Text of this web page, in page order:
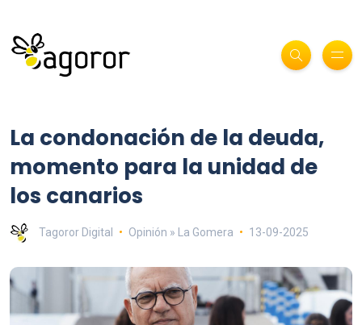
La condonación de la deuda,
momento para la unidad de
los canarios
Tagoror Digital Opinión » La Gomera 13-09-2025